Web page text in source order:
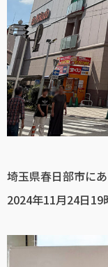
埼玉県春日部市に
2024年11月24日19